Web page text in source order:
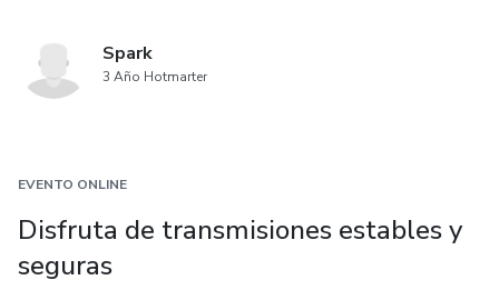
Spark
3 Año Hotmarter
EVENTO ONLINE
Disfruta de transmisiones estables y
seguras